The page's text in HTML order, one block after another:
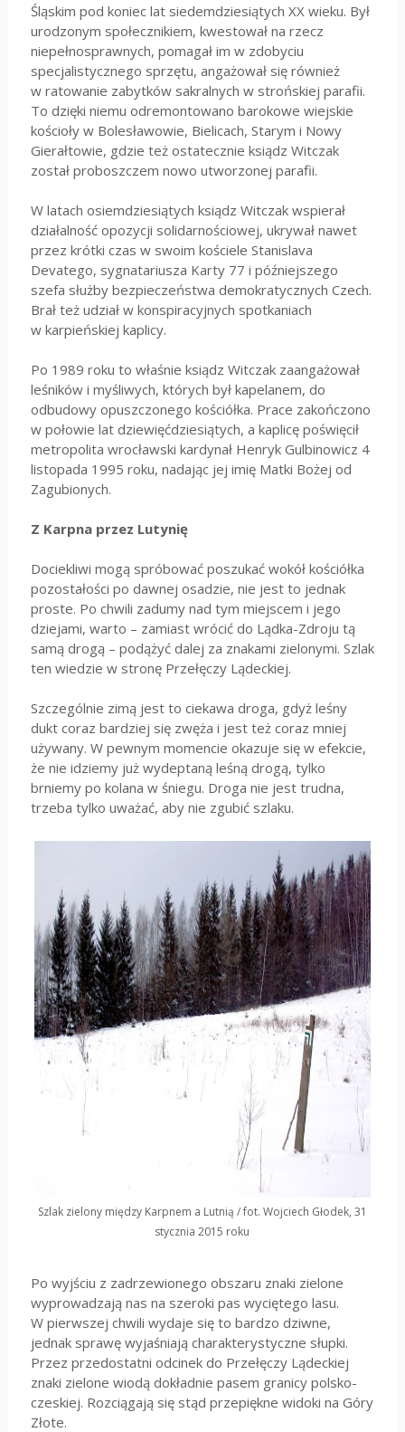
Śląskim pod koniec lat siedemdziesiątych XX wieku. Był
urodzonym społecznikiem, kwestował na rzecz
niepełnosprawnych, pomagał im w zdobyciu
specjalistycznego sprzętu, angażował się również
w ratowanie zabytków sakralnych w strońskiej parafii.
To dzięki niemu odremontowano barokowe wiejskie
kościoły w Bolesławowie, Bielicach, Starym i Nowy
Gierałtowie, gdzie też ostatecznie ksiądz Witczak
został proboszczem nowo utworzonej parafii.
W latach osiemdziesiątych ksiądz Witczak wspierał
działalność opozycji solidarnościowej, ukrywał nawet
przez krótki czas w swoim kościele Stanislava
Devatego, sygnatariusza Karty 77 i późniejszego
szefa służby bezpieczeństwa demokratycznych Czech.
Brał też udział w konspiracyjnych spotkaniach
w karpieńskiej kaplicy.
Po 1989 roku to właśnie ksiądz Witczak zaangażował
leśników i myśliwych, których był kapelanem, do
odbudowy opuszczonego kościółka. Prace zakończono
w połowie lat dziewięćdziesiątych, a kaplicę poświęcił
metropolita wrocławski kardynał Henryk Gulbinowicz 4
listopada 1995 roku, nadając jej imię Matki Bożej od
Zagubionych.
Z Karpna przez Lutynię
Dociekliwi mogą spróbować poszukać wokół kościółka
pozostałości po dawnej osadzie, nie jest to jednak
proste. Po chwili zadumy nad tym miejscem i jego
dziejami, warto – zamiast wrócić do Lądka-Zdroju tą
samą drogą – podążyć dalej za znakami zielonymi. Szlak
ten wiedzie w stronę Przełęczy Lądeckiej.
Szczególnie zimą jest to ciekawa droga, gdyż leśny
dukt coraz bardziej się zwęża i jest też coraz mniej
używany. W pewnym momencie okazuje się w efekcie,
że nie idziemy już wydeptaną leśną drogą, tylko
brniemy po kolana w śniegu. Droga nie jest trudna,
trzeba tylko uważać, aby nie zgubić szlaku.
Szlak zielony między Karpnem a Lutnią / fot. Wojciech Głodek, 31
stycznia 2015 roku
Po wyjściu z zadrzewionego obszaru znaki zielone
wyprowadzają nas na szeroki pas wyciętego lasu.
W pierwszej chwili wydaje się to bardzo dziwne,
jednak sprawę wyjaśniają charakterystyczne słupki.
Przez przedostatni odcinek do Przełęczy Lądeckiej
znaki zielone wiodą dokładnie pasem granicy polsko-
czeskiej. Rozciągają się stąd przepiękne widoki na Góry
Złote.